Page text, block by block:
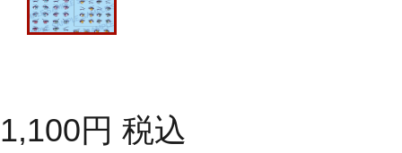
1,100円 税込